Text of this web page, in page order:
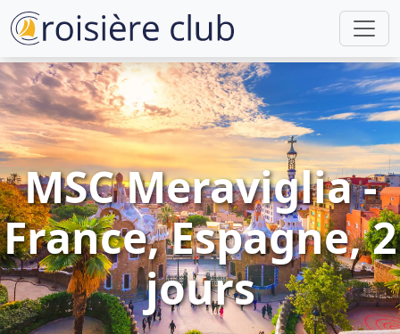
MSC Meraviglia -
France, Espagne, 2
jours